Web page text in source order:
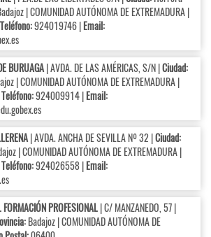
| COMUNIDAD AUTÓNOMA DE EXTREMADURA |
Teléfono:924019746 |Email:
BURUAGA| AVDA. DE LAS AMÉRICAS, S/N |Ciudad:
| COMUNIDAD AUTÓNOMA DE EXTREMADURA |
Teléfono:924009914 |Email:
| AVDA. ANCHA DE SEVILLA Nº 32 |Ciudad:
| COMUNIDAD AUTÓNOMA DE EXTREMADURA |
Teléfono:924026558 |Email:
PROFESIONAL| C/ MANZANEDO, 57 |
Badajoz | COMUNIDAD AUTÓNOMA DE